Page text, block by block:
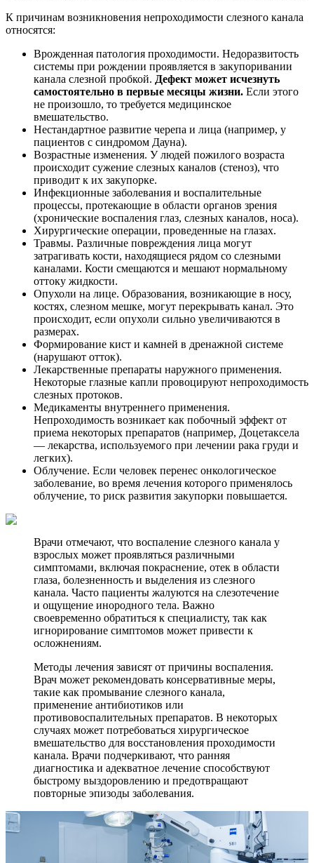
К причинам возникновения непроходимости слезного канала
относятся:
Врожденная патология проходимости. Недоразвитость
системы при рождении проявляется в закупоривании
канала слезной пробкой. Дефект может исчезнуть
самостоятельно в первые месяцы жизни. Если этого
не произошло, то требуется медицинское
вмешательство.
Нестандартное развитие черепа и лица (например, у
пациентов с синдромом Дауна).
Возрастные изменения. У людей пожилого возраста
происходит сужение слезных каналов (стеноз), что
приводит к их закупорке.
Инфекционные заболевания и воспалительные
процессы, протекающие в области органов зрения
(хронические воспаления глаз, слезных каналов, носа).
Хирургические операции, проведенные на глазах.
Травмы. Различные повреждения лица могут
затрагивать кости, находящиеся рядом со слезными
каналами. Кости смещаются и мешают нормальному
оттоку жидкости.
Опухоли на лице. Образования, возникающие в носу,
костях, слезном мешке, могут перекрывать канал. Это
происходит, если опухоли сильно увеличиваются в
размерах.
Формирование кист и камней в дренажной системе
(нарушают отток).
Лекарственные препараты наружного применения.
Некоторые глазные капли провоцируют непроходимость
слезных протоков.
Медикаменты внутреннего применения.
Непроходимость возникает как побочный эффект от
приема некоторых препаратов (например, Доцетаксела
— лекарства, используемого при лечении рака груди и
легких).
Облучение. Если человек перенес онкологическое
заболевание, во время лечения которого применялось
облучение, то риск развития закупорки повышается.
Врачи отмечают, что воспаление слезного канала у
взрослых может проявляться различными
симптомами, включая покраснение, отек в области
глаза, болезненность и выделения из слезного
канала. Часто пациенты жалуются на слезотечение
и ощущение инородного тела. Важно
своевременно обратиться к специалисту, так как
игнорирование симптомов может привести к
осложнениям.
Методы лечения зависят от причины воспаления.
Врач может рекомендовать консервативные меры,
такие как промывание слезного канала,
применение антибиотиков или
противовоспалительных препаратов. В некоторых
случаях может потребоваться хирургическое
вмешательство для восстановления проходимости
канала. Врачи подчеркивают, что ранняя
диагностика и адекватное лечение способствуют
быстрому выздоровлению и предотвращают
повторные эпизоды заболевания.